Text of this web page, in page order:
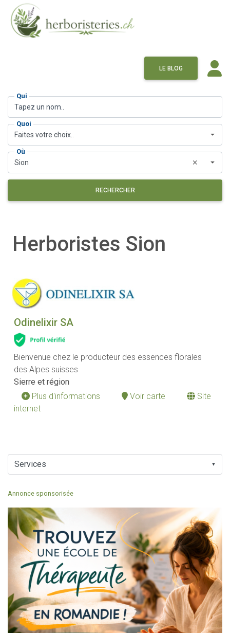
LE BLOG
Qui
Quoi
Faites votre choix..
Où
Sion ×
RECHERCHER
Herboristes Sion
Odinelixir SA
Bienvenue chez le producteur des essences florales
des Alpes suisses
Sierre et région
Plus d'informations
Voir carte
Site
internet
▼
Annonce sponsorisée